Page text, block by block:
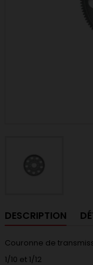
DESCRIPTION
Couronne de
1/10 et 1/12